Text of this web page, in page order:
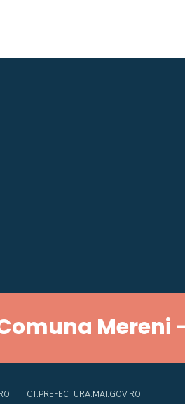
Mereni
CT.PREFECTURA.MAI.GOV.RO